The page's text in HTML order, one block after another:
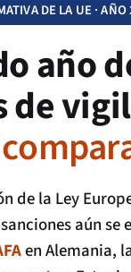
DE LA UE · AÑO
año
de la Ley
aún
en Alemania,